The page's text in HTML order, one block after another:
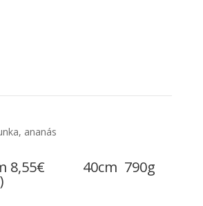
ananás
8,55€ 40cm 790g